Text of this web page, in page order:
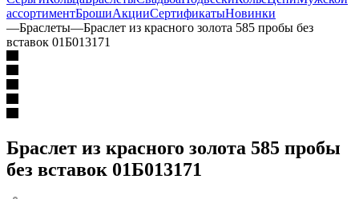
ассортиментБрошиАкцииСертификатыНовинки
—Браслеты—Браслет из красного золота 585 пробы без
вставок 01Б013171
Браслет из красного золота 585 пробы
без вставок 01Б013171